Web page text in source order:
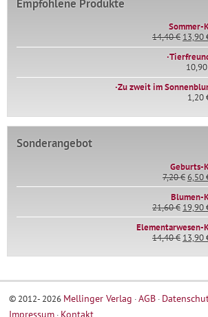
Empfohlene Produkte
Sommer-
14,40€
Preis
war:
14,40
13,90
10,90
∙Zu zweit im
1,20
Sonderangebot
Geburts-
7,20€
Preis
war:
7,20
6,50
Blumen-
21,60€
Preis
war:
21,60
19,90
Elementarwesen-
14,40€
war:
13,90
© 2012- 2026 Mellinger Verlag AGB
Impressum Kontakt